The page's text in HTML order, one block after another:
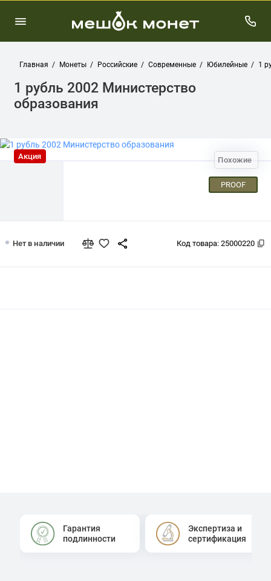
Главная Монеты Российские Современные Юбилейные 1
1 рубль 2002 Министерство
образования
Похожие
PROOF
Акция
Нет в наличии Код товара: 25000220
Гарантия
подлинности
Экспертиза и
сертификация